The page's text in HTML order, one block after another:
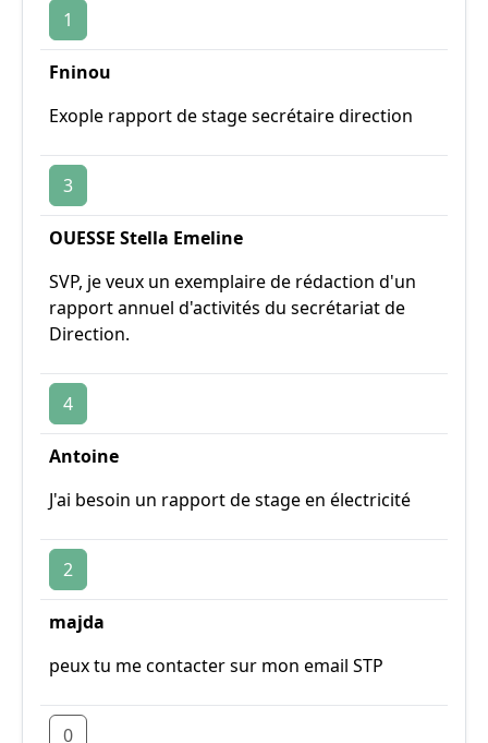
1
Fninou
Exople rapport de stage secrétaire direction
3
OUESSE Stella Emeline
SVP, je veux un exemplaire de rédaction d'un
rapport annuel d'activités du secrétariat de
Direction.
4
Antoine
J'ai besoin un rapport de stage en électricité
2
majda
peux tu me contacter sur mon email STP
0